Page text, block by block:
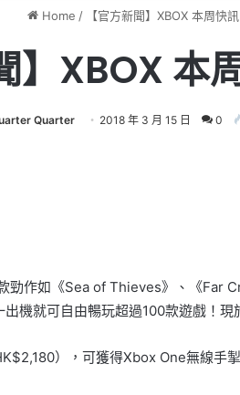
Home / 【官方新聞】XBOX 本周快
】XBOX
Quarter 2018 年 3 月 15 日 0
勁作如《Sea of Thieves》、《Far
機就可自由暢玩超過100款遊戲！現
），可獲得Xbox One無線